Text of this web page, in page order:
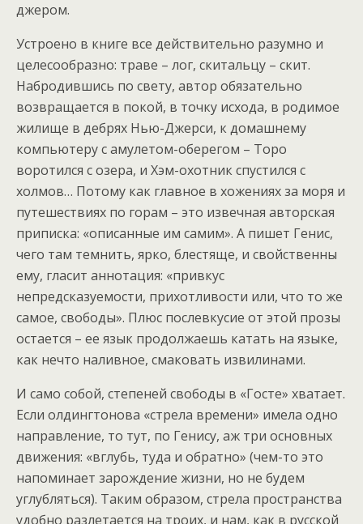
джером.
Устроено в книге все действительно разумно и
целесообразно: траве – лог, скитальцу – скит.
Набродившись по свету, автор обязательно
возвращается в покой, в точку исхода, в родимое
жилище в дебрях Нью-Джерси, к домашнему
компьютеру с амулетом-оберегом – Торо
воротился с озера, и Хэм-охотник спустился с
холмов… Потому как главное в хожениях за моря и
путешествиях по горам – это извечная авторская
приписка: «описанные им самим». А пишет Генис,
чего там темнить, ярко, блестяще, и свойственны
ему, гласит аннотация: «привкус
непредсказуемости, прихотливости или, что то же
самое, свободы». Плюс послевкусие от этой прозы
остается – ее язык продолжаешь катать на языке,
как нечто наливное, смаковать извилинами.
И само собой, степеней свободы в «Госте» хватает.
Если олдингтонова «стрела времени» имела одно
направление, то тут, по Генису, аж три основных
движения: «вглубь, туда и обратно» (чем-то это
напоминает зарождение жизни, но не будем
углубляться). Таким образом, стрела пространства
удобно разлетается на троих, и нам, как в русской